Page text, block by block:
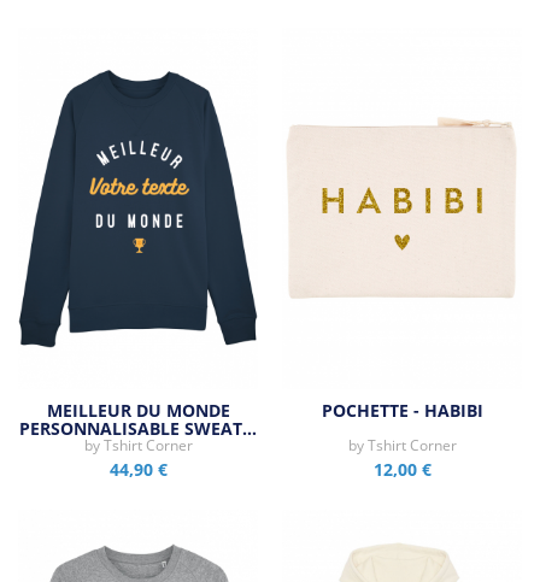
MEILLEUR DU MONDE
PERSONNALISABLE SWEAT…
byTshirt Corner
44,90 €
POCHETTE - HABIBI
byTshirt Corner
12,00 €